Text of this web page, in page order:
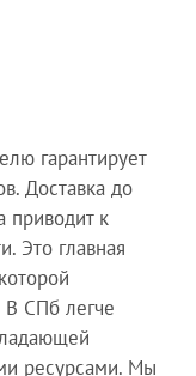
гарантирует
Доставка до
приводит к
Это главная
В СПб легче
ресурсами. Мы